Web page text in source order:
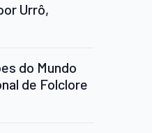
Urrô,
do Mundo
de Folclore